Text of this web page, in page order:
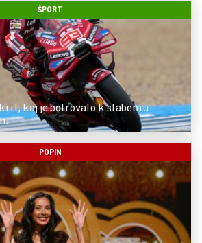
ŠPORT
kaj je botrovalo k slabemu
POPIN